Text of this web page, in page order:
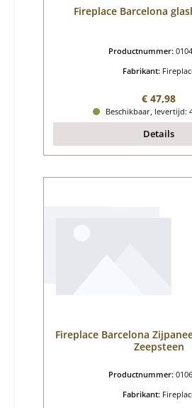
Fireplace Barcelona
Productnummer:
Fabrikant:
Normale
€ 47,98
Beschikbaar, levertijd:
Details
Fireplace Barcelona
Zeepsteen
Productnummer:
Fabrikant: